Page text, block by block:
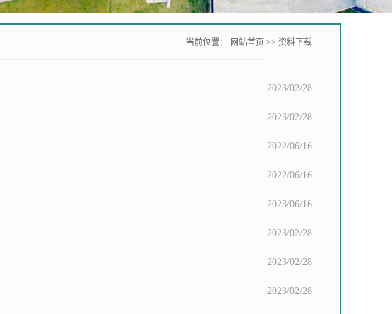
当前位置： 网站首页 >> 资料下载
2023/02/28
2023/02/28
2022/06/16
2022/06/16
2023/06/16
2023/02/28
2023/02/28
2023/02/28